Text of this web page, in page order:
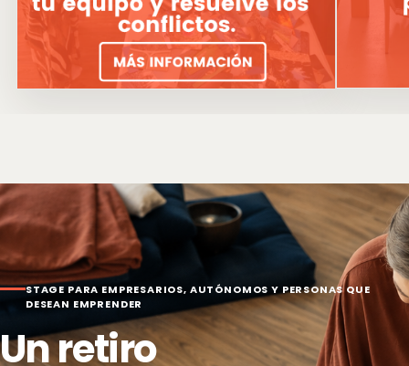
STAGE PARA EMPRESARIOS, AUTÓNOMOS Y PERSONAS QUE
DESEAN EMPRENDER
Un retiro